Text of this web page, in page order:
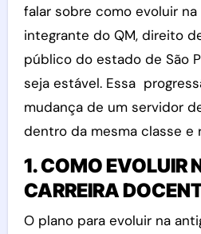
falar sobre como evoluir
integrante do QM, direito
público do estado de São
seja estável. Essa
mudança de um servidor
dentro da mesma classe e
1. COMO EVOLUIR
CARREIRA
O plano para evoluir na